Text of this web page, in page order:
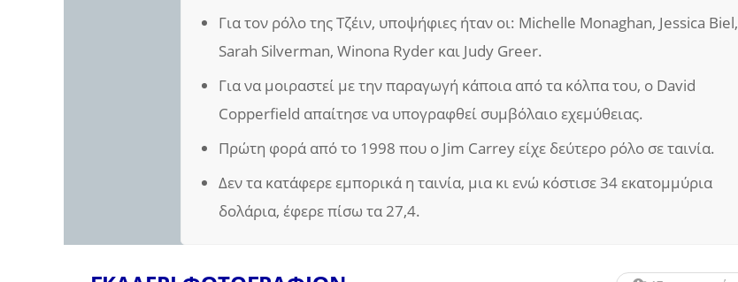
Για τον ρόλο της Τζέιν, υποψήφιες ήταν οι: Michelle Monaghan, Jessica Biel,
Sarah Silverman, Winona Ryder και Judy Greer.
Για να μοιραστεί με την παραγωγή κάποια από τα κόλπα του, ο David
Copperfield απαίτησε να υπογραφθεί συμβόλαιο εχεμύθειας.
Πρώτη φορά από το 1998 που ο Jim Carrey είχε δεύτερο ρόλο σε ταινία.
Δεν τα κατάφερε εμπορικά η ταινία, μια κι ενώ κόστισε 34 εκατομμύρια
δολάρια, έφερε πίσω τα 27,4.